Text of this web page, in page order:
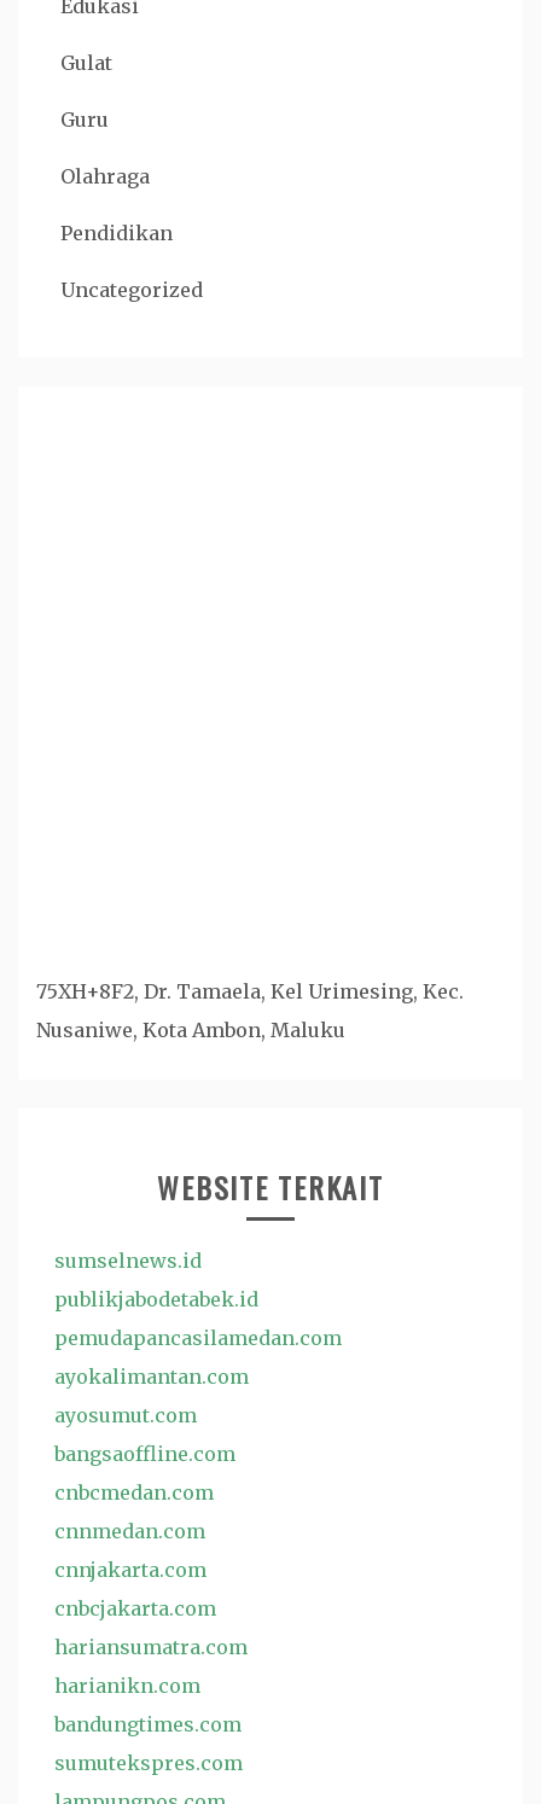
Edukasi
Gulat
Guru
Olahraga
Pendidikan
Uncategorized
75XH+8F2, Dr. Tamaela, Kel Urimesing, Kec.
Nusaniwe, Kota Ambon, Maluku
WEBSITE TERKAIT
sumselnews.id
publikjabodetabek.id
pemudapancasilamedan.com
ayokalimantan.com
ayosumut.com
bangsaoffline.com
cnbcmedan.com
cnnmedan.com
cnnjakarta.com
cnbcjakarta.com
hariansumatra.com
harianikn.com
bandungtimes.com
sumutekspres.com